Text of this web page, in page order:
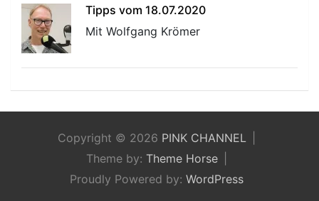
Tipps vom 18.07.2020
Mit Wolfgang Krömer
Copyright © 2026 PINK CHANNEL
Theme by: Theme Horse
Proudly Powered by: WordPress